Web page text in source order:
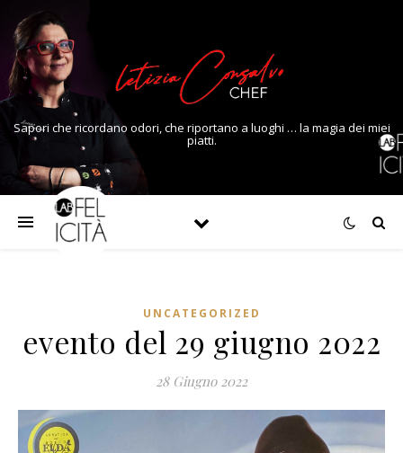
Sapori che ricordano odori, che riportano a luoghi … la magia dei miei
piatti.
UNCATEGORIZED
evento del 29 giugno 2022
28 Giugno 2022